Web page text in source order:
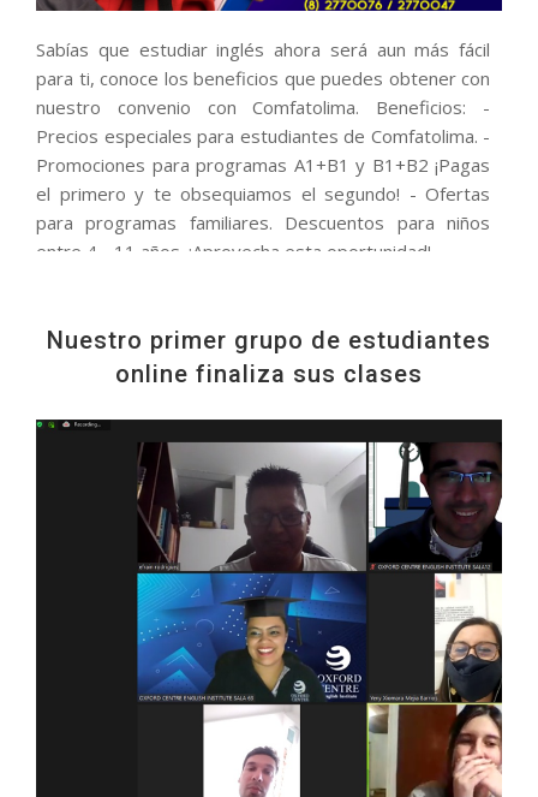
Sabías que estudiar inglés ahora será aun más fácil
para ti, conoce los beneficios que puedes obtener con
nuestro convenio con Comfatolima. Beneficios: -
Precios especiales para estudiantes de Comfatolima. -
Promociones para programas A1+B1 y B1+B2 ¡Pagas
el primero y te obsequiamos el segundo! - Ofertas
para programas familiares. Descuentos para niños
entre 4 - 11 años. ¡Aprovecha esta oportunidad!
Nuestro primer grupo de estudiantes
online finaliza sus clases